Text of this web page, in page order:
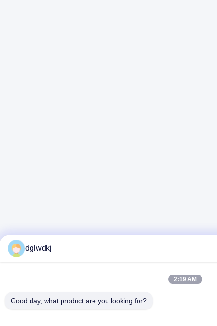
dglwdkj
2:19 AM
Good day, what product are you looking for?